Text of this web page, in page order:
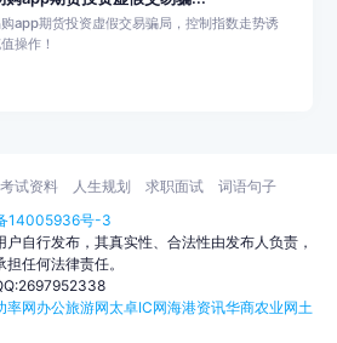
app期货投资虚假交易骗局，控制指数走势诱
操作！
14005936号-3
自行发布，其真实性、合法性由发布人负责，
任何法律责任。
率网办公旅游网太卓IC网海港资讯华商农业网土
考试资料 人生规划 求职面试 词语句子